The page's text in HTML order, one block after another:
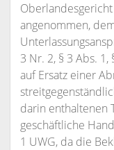
angenommen,
3 Nr. 2, § 3 Abs.
auf Ersatz einer
darin enthaltenen
geschäftliche
1 UWG, da die